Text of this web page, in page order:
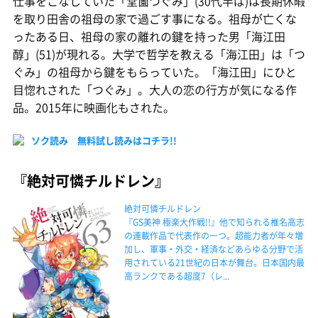
を取り田舎の祖母の家で過ごす事になる。祖母が亡くな
ったある日、祖母の家の離れの鍵を持った男「海江田
醇」(51)が現れる。大学で哲学を教える「海江田」は「つ
ぐみ」の祖母から鍵をもらっていた。「海江田」にひと
目惚れされた「つぐみ」。大人の恋の行方が気になる作
品。2015年に映画化もされた。
ソク読み 無料試し読みはコチラ!!
『絶対可憐チルドレン』
絶対可憐チルドレン
『GS美神 極楽大作戦!!』他で知られる椎名高志
の連載作品で代表作の一つ。超能力者が年々増
加し、軍事・外交・経済などあらゆる分野で活
用されている21世紀の日本が舞台。日本国内最
高ランクである超度7（レ...